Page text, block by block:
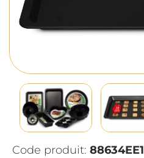
Code produit: 88634EE1